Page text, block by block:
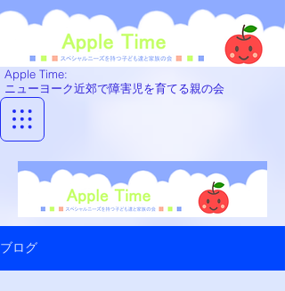
Apple Time​:
ニューヨーク近郊で障害児を育てる親の会
ブログ